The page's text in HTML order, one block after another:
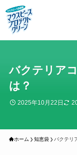
バクテリア
は？
2025年10月22日
ホーム 知恵袋 バクテリ